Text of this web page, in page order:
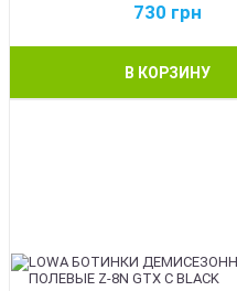
730 грн
В КОРЗИНУ